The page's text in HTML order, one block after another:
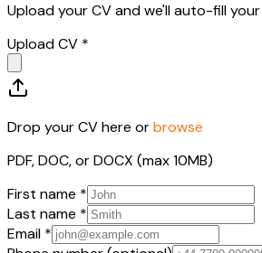
Upload your CV and we'll auto-fill
Upload CV *
Drop your CV here orbrowse
PDF, DOC, or DOCX (max 10MB)
First name *
Last name *
Email *